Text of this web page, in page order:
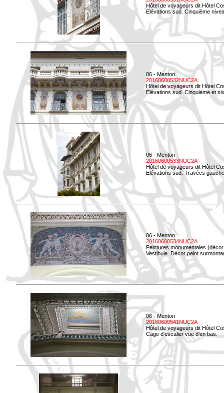
Hôtel de voyageurs dit Hôtel
Elévations sud. Cinquième
06 - Menton
20160600532NUC2A
Hôtel de voyageurs dit Hôtel
Elévations sud. Cinquième et
06 - Menton
20160600533NUC2A
Hôtel de voyageurs dit Hôtel
Elévations sud. Travées
06 - Menton
20160600534NUC2A
Peintures monumentales
Vestibule. Décor peint
06 - Menton
20160600541NUC2A
Hôtel de voyageurs dit Hôtel
Cage d'escalier vue d'en bas.